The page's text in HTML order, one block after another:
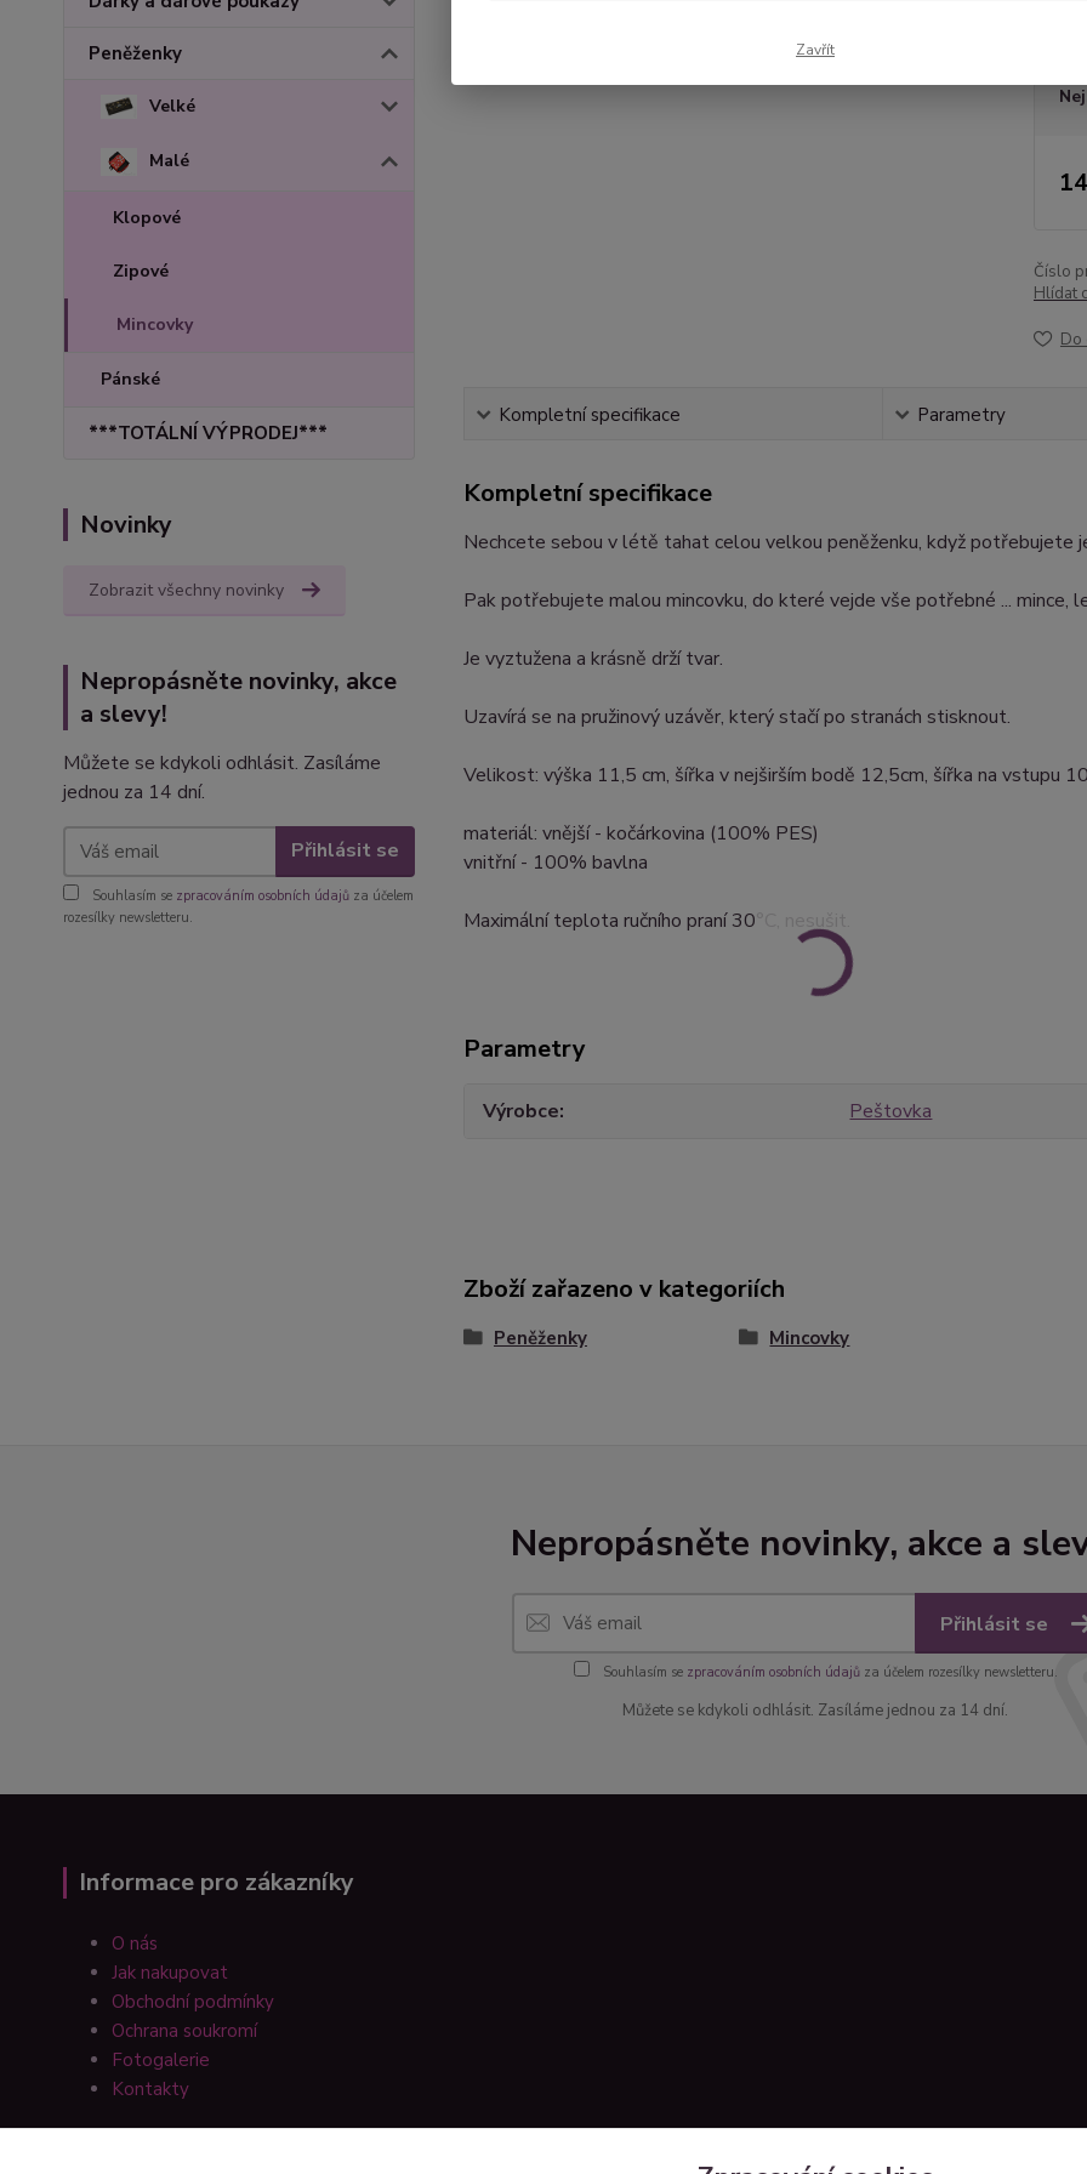
Peněženky
Velké
Malé
Klopové
Zipové
Mincovky
Pánské
***TOTÁLNÍ VÝPRODEJ***
Novinky
Zobrazit všechny novinky
Nepropásněte novinky, akce
a slevy!
Můžete se kdykoli odhlásit. Zasíláme
jednou za 14 dní.
Přihlásit se
Souhlasím se zpracováním osobních údajů za účelem
rozesílky newsletteru.
Číslo
Hlídat
Do
Kompletní specifikace Parametry
Kompletní specifikace
Nechcete sebou v létě tahat celou velkou peněženku, když potřebujete
Pak potřebujete malou mincovku, do které vejde vše potřebné ... mince,
Je vyztužena a krásně drží tvar.
Uzavírá se na pružinový uzávěr, který stačí po stranách stisknout.
Velikost: výška 11,5 cm, šířka v nejširším bodě 12,5cm, šířka na vstupu
materiál: vnější - kočárkovina (100% PES)
vnitřní - 100% bavlna
Maximální teplota ručního praní 30°C, nesušit.
Parametry
Výrobce Peštovka
Zboží zařazeno v kategoriích
Peněženky Mincovky
Nepropásněte novinky, akce a
Přihlásit se
Souhlasím se zpracováním osobních údajůza účelem rozesílky newsletteru.
Můžete se kdykoli odhlásit. Zasíláme jednou za 14 dní.
Informace pro zákazníky
O nás
Jak nakupovat
Obchodní podmínky
Ochrana soukromí
Fotogalerie
Kontakty
Zavřít